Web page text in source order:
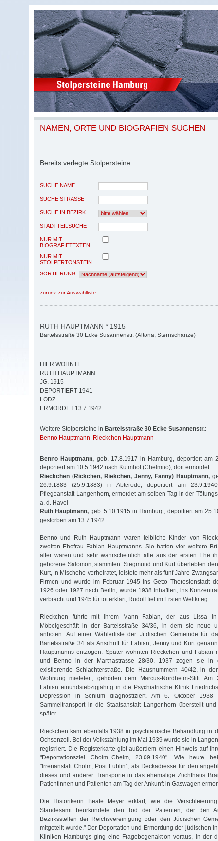
NAMEN, ORTE UND BIOGRAFIEN SUCHEN
Bereits verlegte Stolpersteine
SUCHE NAME
SUCHE STRASSE
SUCHE IN BEZIRK
STADTTEILSUCHE
NUR MIT
BIOGRAFIETEXTEN
NUR MIT
STOLPERTONSTEIN
SORTIERUNG
zurück zur Auswahlliste
RUTH HAUPTMANN * 1915
Bartelsstraße 30 Ecke Susannenstr. (Altona, Sternschanze)
HIER WOHNTE
RUTH HAUPTMANN
JG. 1915
DEPORTIERT 1941
LODZ
ERMORDET 13.7.1942
Weitere Stolpersteine in Bartelsstraße 30 Ecke Susannenstr.:
Benno Hauptmann, Rieckchen Hauptmann
Benno Hauptmann, geb. 17.8.1917 in Hamburg, deportiert am
deportiert am 10.5.1942 nach Kulmhof (Chelmno), dort ermordet
Rieckchen (Rickchen, Riekchen, Jenny, Fanny) Hauptmann,
26.9.1883 (25.9.1883) in Abterode, deportiert am
Pflegeanstalt Langenhorn, ermordet am selben Tag in der
a. d. Havel
Ruth Hauptmann,geb. 5.10.1915 in Hamburg, deportiert am
gestorben am 13.7.1942
Benno und Ruth Hauptmann waren leibliche Kinder von
zweiten Ehefrau Fabian Hauptmanns. Sie hatten vier weitere
älter waren und sehr wahrscheinlich alle aus der ersten Ehe
geborene Salomon, stammten: Siegmund und Kurt überlebten
Kurt, in Mischehe verheiratet, leistete mehr als fünf Jahre
Firmen und wurde im Februar 1945 ins Getto Theresienstadt
1926 oder 1927 nach Berlin, wurde 1938 inhaftiert, ins
verbracht und 1945 für tot erklärt; Rudolf fiel im Ersten Weltkrieg.
Rieckchen führte mit ihrem Mann Fabian, der aus Lissa
Möbelgeschäft in der Bartelsstraße 34/36, in dem sie neue
anboten. Auf einer Wählerliste der Jüdischen Gemeinde für
Bartelsstraße 34 als Anschrift für Fabian, Jenny und Kurt
Hauptmanns entzogen. Später wohnten Rieckchen und Fabian
und Benno in der Marthastrasse 28/30. 1937 zogen sie in
existierende Schlachterstraße. Die Hausnummern 40/42, in
Wohnung mieteten, gehörten dem Marcus-Nordheim-Stift.
Fabian einundsiebzigjährig in die Psychiatrische Klinik
Depression in Senium diagnostiziert. Am 6. Oktober
Sammeltransport in die Staatsanstalt Langenhorn überstellt
später.
Rieckchen kam ebenfalls 1938 in psychiatrische Behandlung in
Ochsenzoll. Bei der Volkszählung im Mai 1939 wurde sie in
registriert. Die Registerkarte gibt außerdem einen Hinweis auf
"Deportationsziel Cholm=Chelm, 23.09.1940". Wie heute
"Irrenanstalt Cholm, Post Lublin", als Deckadresse für den
dieses und anderer Transporte in das ehemalige Zuchthaus
Patientinnen und Patienten am Tag der Ankunft in Gaswagen
Die Historikerin Beate Meyer erklärt, wie die
Standesamt beurkundete den Tod der Patienten, der den
Bezirksstellen der Reichsvereinigung oder den Jüdischen
mitgeteilt wurde." Der Deportation und Ermordung der jüdischen
Kliniken Hamburgs ging eine Fragebogenaktion voraus, in der